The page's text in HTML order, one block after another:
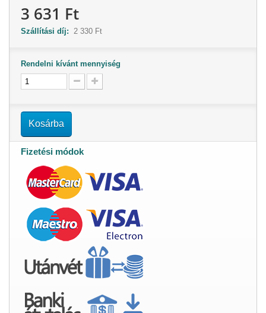
3 631 Ft
Szállítási díj: 2 330 Ft
Rendelni kívánt mennyiség
Kosárba
Fizetési módok